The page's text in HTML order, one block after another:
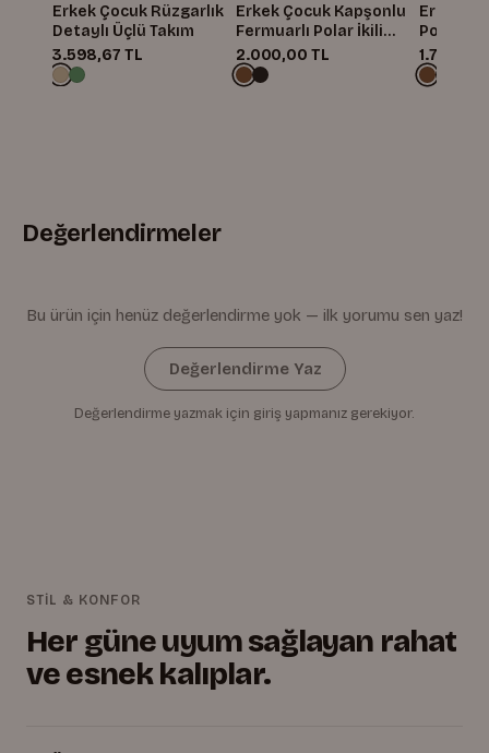
Erkek Çocuk Rüzgarlık
Detaylı Üçlü Takım
3.598,67 TL
Erkek Çocuk Kapşonlu
Fermuarlı Polar İkili
Takım
2.000,00 TL
Erkek
Polar İkili
1.720,00
Değerlendirmeler
Bu ürün için henüz değerlendirme yok — ilk yorumu sen yaz!
Değerlendirme Yaz
Değerlendirme yazmak için giriş yapmanız gerekiyor.
STİL & KONFOR
Her güne uyum sağlayan rahat
ve esnek kalıplar.